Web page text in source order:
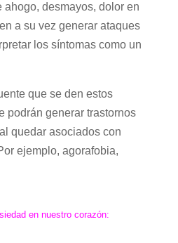
ahogo, desmayos, dolor en
a su vez generar ataques
los síntomas como un
que se den estos
podrán generar trastornos
quedar asociados con
ejemplo, agorafobia,
en nuestro corazón: